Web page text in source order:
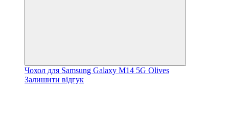
Чохол для Samsung Galaxy M14 5G Olives
Залишити відгук